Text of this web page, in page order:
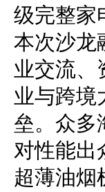
级完整家
本次沙龙
业交流、
业与跨境
垒。众多
对性能出
超薄油烟